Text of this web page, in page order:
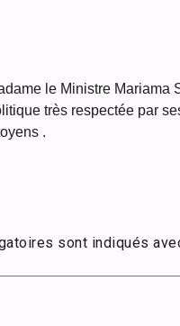
le Ministre Mariama
très respectée par
.
sont indiqués